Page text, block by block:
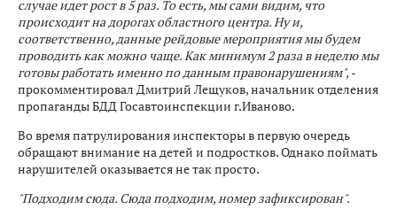
случае идет рост в 5 раз. То есть, мы сами видим, что
происходит на дорогах областного центра. Ну и,
соответственно, данные рейдовые мероприятия мы будем
проводить как можно чаще. Как минимум 2 раза в неделю мы
готовы работать именно по данным правонарушениям", -
прокомментировал Дмитрий Лещуков, начальник отделения
пропаганды БДД Госавтоинспекции г.Иваново.
Во время патрулирования инспекторы в первую очередь
обращают внимание на детей и подростков. Однако поймать
нарушителей оказывается не так просто.
"Подходим сюда. Сюда подходим, номер зафиксирован".